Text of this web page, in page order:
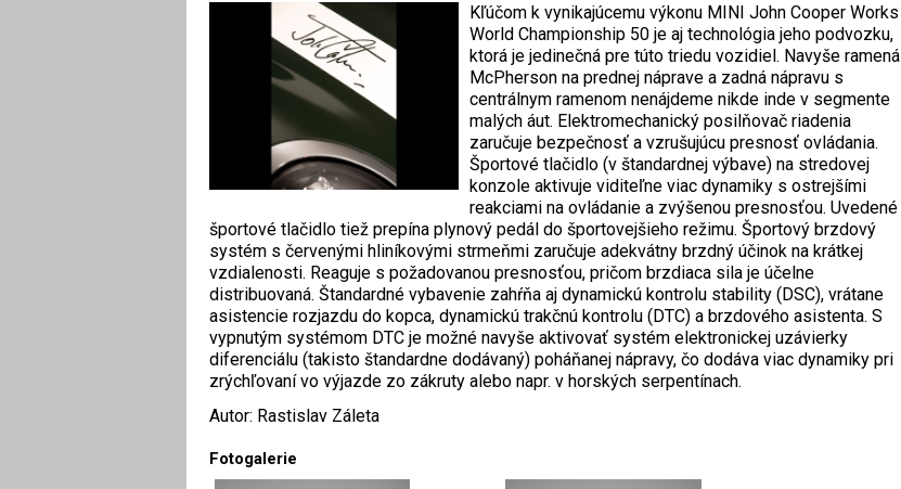
Kľúčom k vynikajúcemu výkonu MINI John Cooper Works
World Championship 50 je aj technológia jeho podvozku,
ktorá je jedinečná pre túto triedu vozidiel. Navyše ramená
McPherson na prednej náprave a zadná nápravu s
centrálnym ramenom nenájdeme nikde inde v segmente
malých áut. Elektromechanický posilňovač riadenia
zaručuje bezpečnosť a vzrušujúcu presnosť ovládania.
Športové tlačidlo (v štandardnej výbave) na stredovej
konzole aktivuje viditeľne viac dynamiky s ostrejšími
reakciami na ovládanie a zvýšenou presnosťou. Uvedené
športové tlačidlo tiež prepína plynový pedál do športovejšieho režimu. Športový brzdový
systém s červenými hliníkovými strmeňmi zaručuje adekvátny brzdný účinok na krátkej
vzdialenosti. Reaguje s požadovanou presnosťou, pričom brzdiaca sila je účelne
distribuovaná. Štandardné vybavenie zahŕňa aj dynamickú kontrolu stability (DSC), vrátane
asistencie rozjazdu do kopca, dynamickú trakčnú kontrolu (DTC) a brzdového asistenta. S
vypnutým systémom DTC je možné navyše aktivovať systém elektronickej uzávierky
diferenciálu (takisto štandardne dodávaný) poháňanej nápravy, čo dodáva viac dynamiky pri
zrýchľovaní vo výjazde zo zákruty alebo napr. v horských serpentínach.
Autor: Rastislav Záleta
Fotogalerie